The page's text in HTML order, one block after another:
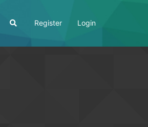
Register Login